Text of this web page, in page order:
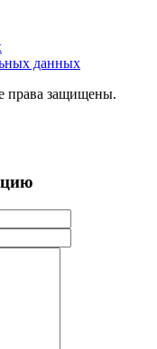
данных
права защищены.